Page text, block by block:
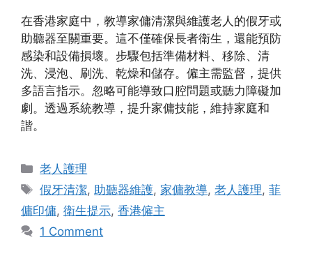
在香港家庭中，教導家傭清潔與維護老人的假牙或
助聽器至關重要。這不僅確保長者衛生，還能預防
感染和設備損壞。步驟包括準備材料、移除、清
洗、浸泡、刷洗、乾燥和儲存。僱主需監督，提供
多語言指示。忽略可能導致口腔問題或聽力障礙加
劇。透過系統教導，提升家傭技能，維持家庭和
諧。
Categories
老人護理
Tags
假牙清潔, 助聽器維護, 家傭教導,老人護理,菲
傭印傭, 衛生提示, 香港僱主
1 Comment